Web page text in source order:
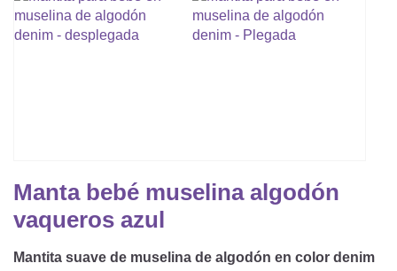
Colchón De Colecho, Cuna & Co
Funda De Recambio
SACOS DE DORMIR
Saco Manta
Saco Envolvente
Mantita Para Bebé
Manta De Juego Para Bebés
Cojines Decorativos
CAMBIADORES
TEXTILES
BETTER DREAMS
Encuentra tu colchón
Manta bebé muselina algodón
vaqueros azul
Mantita suave de muselina de algodón en color denim